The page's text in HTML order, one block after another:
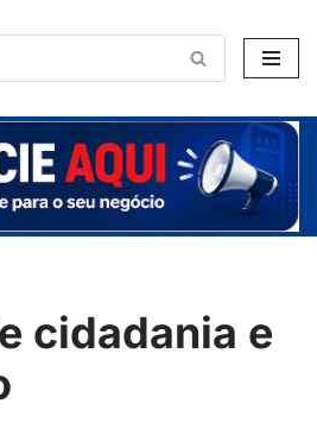
cidadania e